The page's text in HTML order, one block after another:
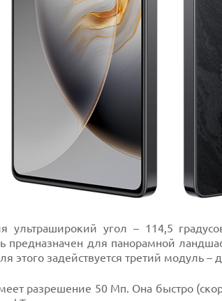
ультраширокий угол – 114,5
для панорамной
этого задействуется третий модуль –
разрешение 50 Мп. Она быстро